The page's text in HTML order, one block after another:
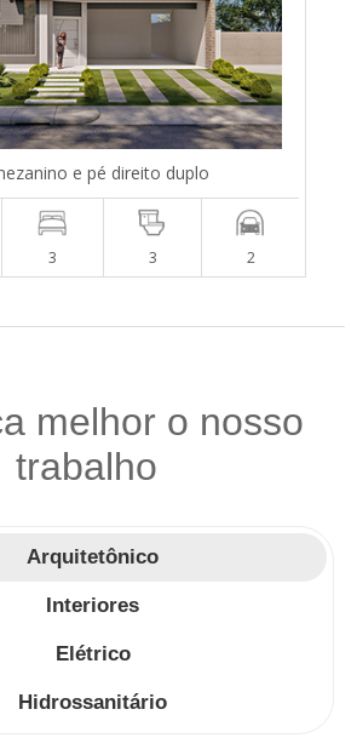
e pé direito duplo
3 3 2
melhor o nosso
trabalho
Arquitetônico
Interiores
Elétrico
Hidrossanitário